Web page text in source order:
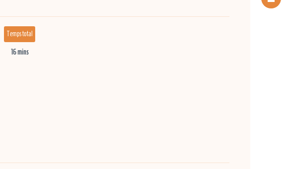
Temps total
16 mins